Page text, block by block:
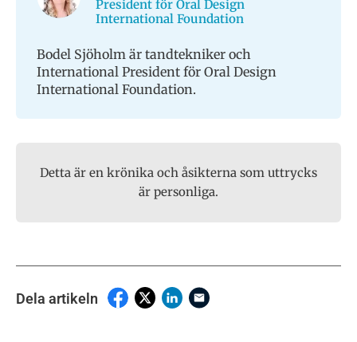
President för Oral Design
International Foundation
Bodel Sjöholm är tandtekniker och
International President för Oral Design
International Foundation.
Detta är en krönika och åsikterna som uttrycks
är personliga.
Dela artikeln